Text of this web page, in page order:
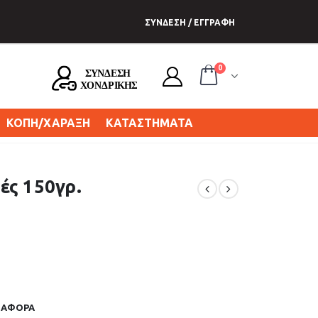
ΣΥΝΔΕΣΗ / ΕΓΓΡΑΦΗ
0
ΚΟΠΗ/ΧΑΡΑΞΗ ΚΑΤΑΣΤΗΜΑΤΑ
150γρ.